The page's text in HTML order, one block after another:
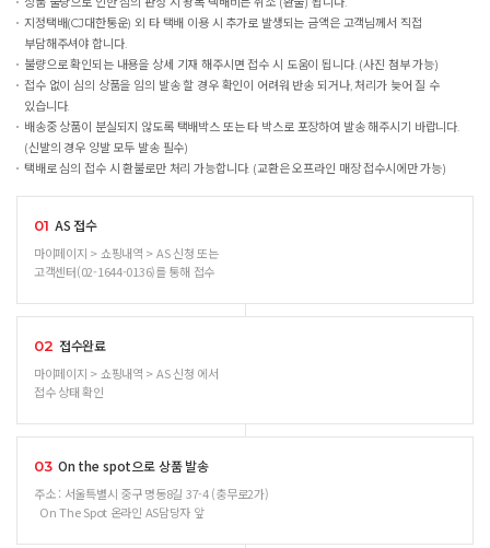
지정택배(CJ대한통운) 외 타 택배 이용 시 추가로 발생되는 금액은 고객님께서 직접
부담해주셔야 합니다.
불량으로 확인되는 내용을 상세 기재 해주시면 접수 시 도움이 됩니다. (사진 첨부 가능)
접수 없이 심의 상품을 임의 발송 할 경우 확인이 어려워 반송 되거나, 처리가 늦어 질 수
있습니다.
배송중 상품이 분실되지 않도록 택배박스 또는 타 박스로 포장하여 발송 해주시기 바랍니다.
(신발의 경우 양발 모두 발송 필수)
택배로 심의 접수 시 환불로만 처리 가능합니다. (교환은 오프라인 매장 접수시에만 가능)
01 AS 접수
마이페이지 > 쇼핑내역 > AS 신청 또는
고객센터(02-1644-0136)를 통해 접수
02 접수완료
마이페이지 > 쇼핑내역 > AS 신청 에서
접수 상태 확인
03 On the spot으로 상품 발송
주소 : 서울특별시 중구 명동8길 37-4 (충무로2가)
On The Spot 온라인 AS담당자 앞